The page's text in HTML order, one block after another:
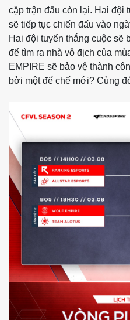
cặp trận đấu còn lại. Hai đội
sẽ tiếp tục chiến đấu vào
Hai đội tuyển thắng cuộc sẽ
để tìm ra nhà vô địch của
EMPIRE sẽ bảo vệ thành
bởi một đế chế mới? Cùng